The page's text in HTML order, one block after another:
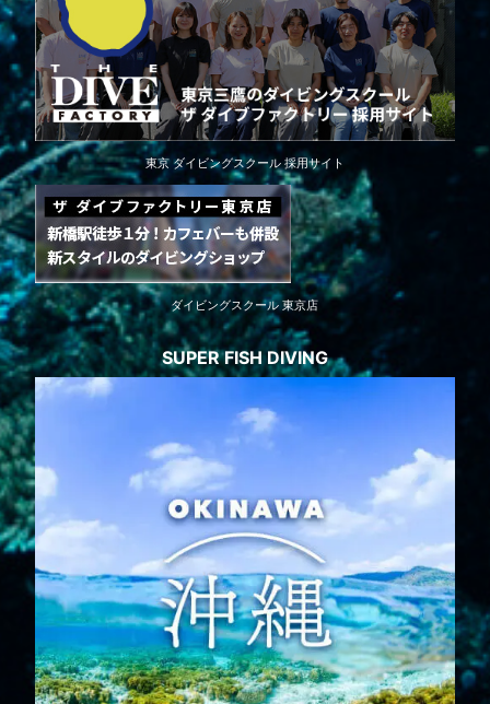
東京 ダイビングスクール 採用サイト
ダイビングスクール 東京店
SUPER FISH DIVING